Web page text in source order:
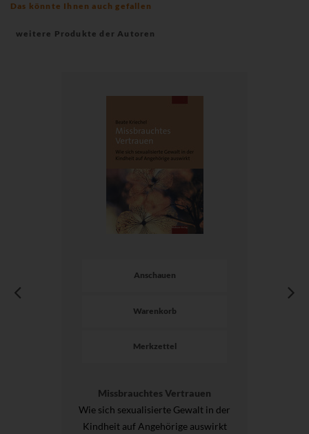
Das könnte Ihnen auch gefallen
weitere Produkte der Autoren
Anschauen
Warenkorb
Merkzettel
Missbrauchtes Vertrauen
Wie sich sexualisierte Gewalt in der
Kindheit auf Angehörige auswirkt